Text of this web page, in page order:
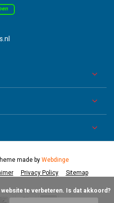
Privacy Policy Sitemap
made byWebdinge